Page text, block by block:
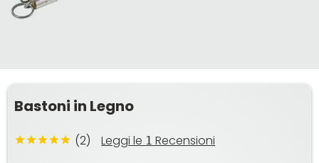
Bastoni in Legno
(2) Leggi le 1 Recensioni